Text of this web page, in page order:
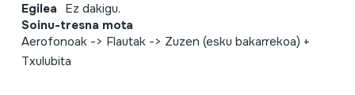
Egilea Ez dakigu.
Soinu-tresna mota
Aerofonoak -> Flautak -> Zuzen (esku bakarrekoa) +
Txulubita